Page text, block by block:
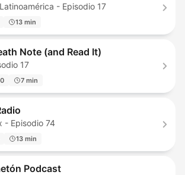
- Episodio 17
13 min
Note (and Read It)
17
7 min
- Episodio 74
13 min
Podcast